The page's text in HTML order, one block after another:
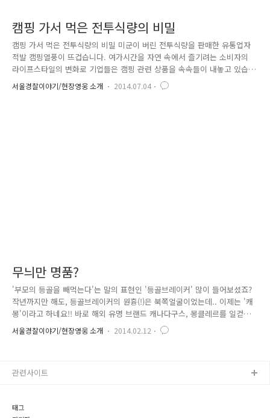
캠핑 가서 먹은 전투식량의 비밀
캠핑 가서 먹은 전투식량의 비밀 미군이 버린 전투식량을 판매한 유통업자
적발 캠핑열풍이 뜨겁습니다. 여가시간을 자연 속에서 즐기려는 소비자의
라이프스타일의 변화로 기업들은 캠핑 관련 상품을 속속들이 내놓고 있습
니다. 캠핑족들 사이에서 인기 있는 상품 중 하나가 ‘전투식량’인데요. 전
투 식량은 원래 군인들이 전장이나 훈련 중 간편하게 먹을 수 있도록 만든
서울경찰이야기/현장영웅 소개 2014.07.04
무늬만 명품?
'부모의 등골을 빼먹는다'는 말의 표현인 '등골브레이커' 많이 들어보셨죠?
작년까지만 해도, 등골브레이커의 원흉(!)은 북쪽얼굴이었는데.. 이제는 '캐
몽'이라고 하네요!! 바로 해외 유명 브랜드 캐나다구스, 몽클레르를 일컫는
말이죠! 옷 하나에 100만 원이 넘는다고 하니.. 이 정도면 등골브레이커가
아니라 등골바머(Bomber)이라고 해도 되겠네요∼ 자∼여기!! 중국산 짝퉁
있는 '캐나다구스'와 '몽클레르' 등 해외 유명 브랜드의 짝퉁 제품을 밀수
서울경찰이야기/현장영웅 소개 2014.02.12
태그
관련사이트